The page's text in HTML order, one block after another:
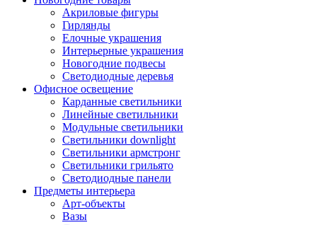
Акриловые фигуры
Гирлянды
Елочные украшения
Интерьерные украшения
Новогодние подвесы
Светодиодные деревья
Офисное освещение
Карданные светильники
Линейные светильники
Модульные светильники
Светильники downlight
Светильники армстронг
Светильники грильято
Светодиодные панели
Предметы интерьера
Арт-объекты
Вазы